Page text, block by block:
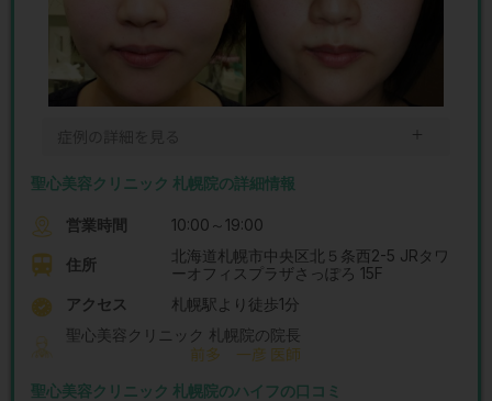
＋
聖心美容クリニック 札幌院の詳細情報
営業時間 10:00～19:00
住所
北海道札幌市中央区北５条西2-5 JRタワ
ーオフィスプラザさっぽろ 15F
アクセス
札幌駅より徒歩1分
聖心美容クリニック 札幌院の院長
前多 一彦 医師
聖心美容クリニック 札幌院のハイフの口コミ